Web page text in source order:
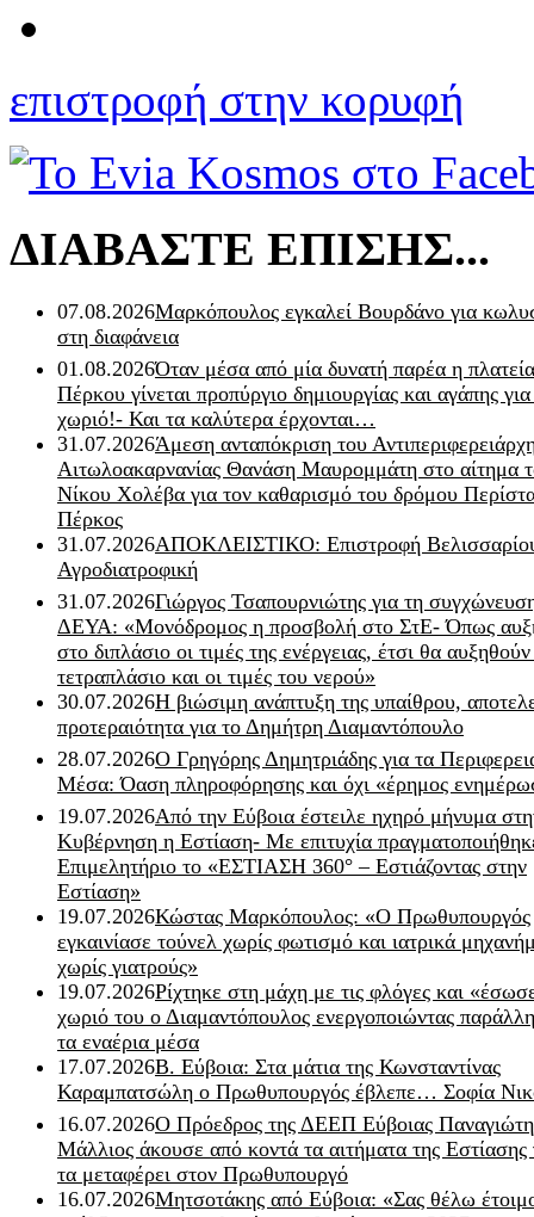
επιστροφή στην κορυφή
ΔΙΑΒΑΣΤΕ ΕΠΙΣΗΣ...
07.08.2026Μαρκόπουλος εγκαλεί Βουρδάνο για
στη διαφάνεια
01.08.2026Όταν μέσα από μία δυνατή παρέα η
Πέρκου γίνεται προπύργιο δημιουργίας και αγάπης
χωριό!- Και τα καλύτερα έρχονται…
31.07.2026Άμεση ανταπόκριση του
Αιτωλοακαρνανίας Θανάση Μαυρομμάτη στο αίτημα
Νίκου Χολέβα για τον καθαρισμό του δρόμου
Πέρκος
31.07.2026ΑΠΟΚΛΕΙΣΤΙΚΟ: Επιστροφή
Αγροδιατροφική
31.07.2026Γιώργος Τσαπουρνιώτης για τη
ΔΕΥΑ: «Μονόδρομος η προσβολή στο ΣτΕ- Όπως
στο διπλάσιο οι τιμές της ενέργειας, έτσι θα
τετραπλάσιο και οι τιμές του νερού»
30.07.2026Η βιώσιμη ανάπτυξη της υπαίθρου,
προτεραιότητα για το Δημήτρη Διαμαντόπουλο
28.07.2026Ο Γρηγόρης Δημητριάδης για τα
Μέσα: Όαση πληροφόρησης και όχι «έρημος
19.07.2026Από την Εύβοια έστειλε ηχηρό μήνυμα
Κυβέρνηση η Εστίαση- Με επιτυχία
Επιμελητήριο το «ΕΣΤΙΑΣΗ 360° – Εστιάζοντας στην
Εστίαση»
19.07.2026Κώστας Μαρκόπουλος: «Ο Πρωθυπουργός
εγκαινίασε τούνελ χωρίς φωτισμό και ιατρικά
χωρίς γιατρούς»
19.07.2026Ρίχτηκε στη μάχη με τις φλόγες και
χωριό του ο Διαμαντόπουλος ενεργοποιώντας
τα εναέρια μέσα
17.07.2026Β. Εύβοια: Στα μάτια της Κωνσταντίνας
Καραμπατσώλη ο Πρωθυπουργός έβλεπε… Σοφία
16.07.2026Ο Πρόεδρος της ΔΕΕΠ Εύβοιας
Μάλλιος άκουσε από κοντά τα αιτήματα της Εστίασης
τα μεταφέρει στον Πρωθυπουργό
16.07.2026Μητσοτάκης από Εύβοια: «Σας θέλω